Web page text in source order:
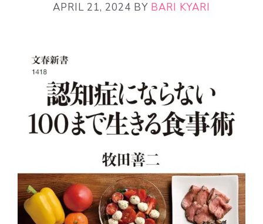
APRIL 21, 2024 BY BARI KYARI